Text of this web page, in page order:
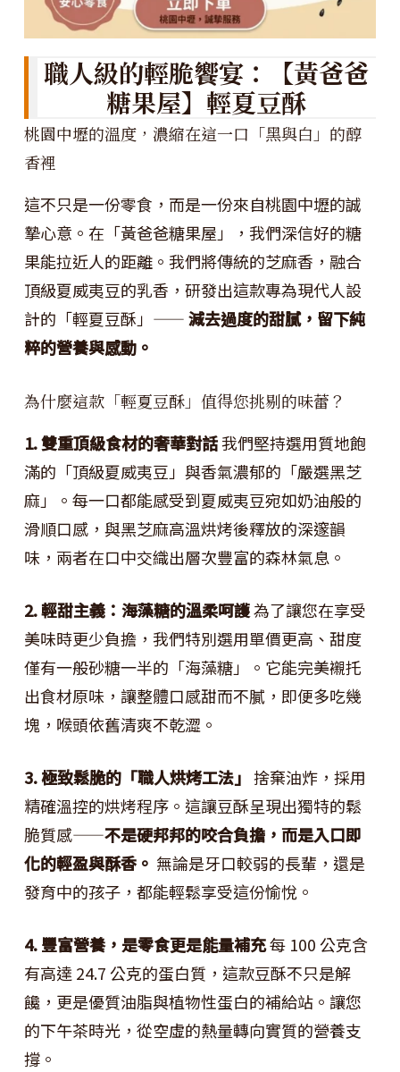
職人級的輕脆饗宴：【黃爸爸
糖果屋】輕夏豆酥
桃園中壢的溫度，濃縮在這一口「黑與白」的醇
香裡
這不只是一份零食，而是一份來自桃園中壢的誠
摯心意。在「黃爸爸糖果屋」，我們深信好的糖
果能拉近人的距離。我們將傳統的芝麻香，融合
頂級夏威夷豆的乳香，研發出這款專為現代人設
計的「輕夏豆酥」——減去過度的甜膩，留下純
粹的營養與感動。
為什麼這款「輕夏豆酥」值得您挑剔的味蕾？
1. 雙重頂級食材的奢華對話我們堅持選用質地飽
滿的「頂級夏威夷豆」與香氣濃郁的「嚴選黑芝
麻」。每一口都能感受到夏威夷豆宛如奶油般的
滑順口感，與黑芝麻高溫烘烤後釋放的深邃韻
味，兩者在口中交織出層次豐富的森林氣息。
2. 輕甜主義：海藻糖的溫柔呵護為了讓您在享受
美味時更少負擔，我們特別選用單價更高、甜度
僅有一般砂糖一半的「海藻糖」。它能完美襯托
出食材原味，讓整體口感甜而不膩，即便多吃幾
塊，喉頭依舊清爽不乾澀。
3. 極致鬆脆的「職人烘烤工法」 捨棄油炸，採用
精確溫控的烘烤程序。這讓豆酥呈現出獨特的鬆
脆質感——不是硬邦邦的咬合負擔，而是入口即
化的輕盈與酥香。 無論是牙口較弱的長輩，還是
發育中的孩子，都能輕鬆享受這份愉悅。
4. 豐富營養，是零食更是能量補充每 100 公克含
有高達 24.7 公克的蛋白質，這款豆酥不只是解
饞，更是優質油脂與植物性蛋白的補給站。讓您
的下午茶時光，從空虛的熱量轉向實質的營養支
撐。